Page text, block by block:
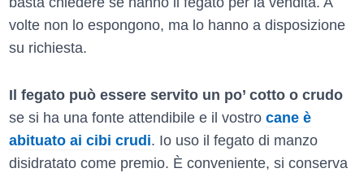
volte non lo espongono, ma lo hanno a disposizione
su richiesta.
Il fegato può essere servito un po’ cotto o crudo
se si ha una fonte attendibile e il vostro cane è
abituato ai cibi crudi. Io uso il fegato di manzo
disidratato come premio. È conveniente, si conserva